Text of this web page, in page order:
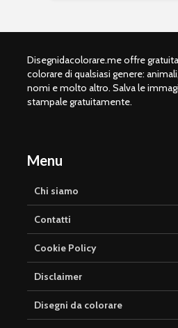
Disegnidacolorare.me offre
colorare di qualsiasi genere:
nomi e molto altro. Salva le
stampale gratuitamente.
Menu
Chi siamo
Contatti
Cookie Policy
Disclaimer
Disegni da colorare